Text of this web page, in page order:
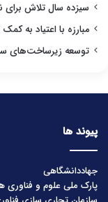
سیزده سال تلاش برای
مبارزه با اعتیاد به
توسعه زیرساخت‌های سلامت فارس
پیوند ها
جهاددانشگاهی
پارک ملی علوم و فناوری